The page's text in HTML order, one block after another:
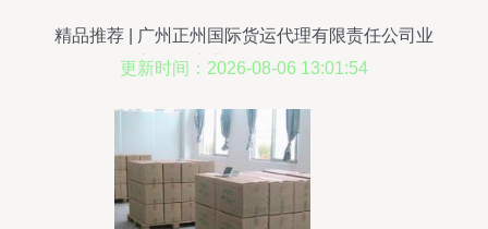
精品推荐 | 广州正州国际货运代理有限责任公司业
务部——专业货物运输代理服务
更新时间：2026-08-06 13:01:54